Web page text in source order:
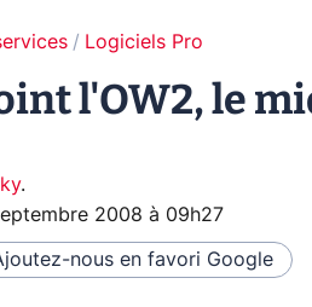
Logiciels Pro
l'OW2, le
.
2008 à 09h27
nous en favori Google